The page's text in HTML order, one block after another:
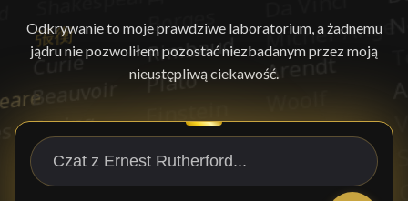
Odkrywanie to moje prawdziwe laboratorium, a żadnemu
jądru nie pozwoliłem pozostać niezbadanym przez moją
nieustępliwą ciekawość.